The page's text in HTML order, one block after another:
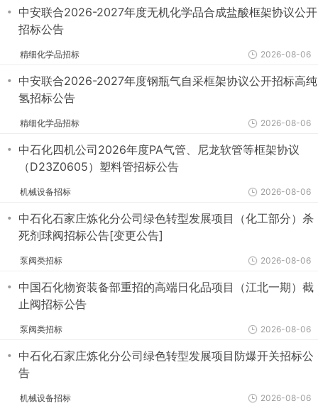
・ 中安联合2026-2027年度无机化学品合成盐酸框架协议公开
招标公告
精细化学品招标 2026-08-06
・ 中安联合2026-2027年度钢瓶气自采框架协议公开招标高纯
氢招标公告
精细化学品招标 2026-08-06
・ 中石化四机公司2026年度PA气管、尼龙软管等框架协议
（D23Z0605）塑料管招标公告
机械设备招标 2026-08-06
・ 中石化石家庄炼化分公司绿色转型发展项目（化工部分）杀
死剂球阀招标公告[变更公告]
泵阀类招标 2026-08-06
・ 中国石化物资装备部重招的高端日化品项目（江北一期）截
止阀招标公告
泵阀类招标 2026-08-06
・ 中石化石家庄炼化分公司绿色转型发展项目防爆开关招标公
告
机械设备招标 2026-08-06